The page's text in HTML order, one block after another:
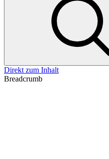
Direkt zum Inhalt
Breadcrumb